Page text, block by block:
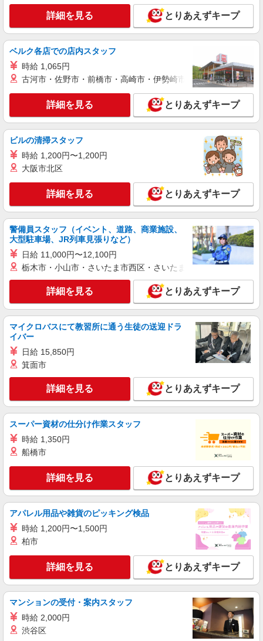
スマホ携帯販売【エーユー】
月給259200円〜300000円（経験・能力によ
る） ※研修期間6か月・時給1500円〜 ※残業代支
給 ★交通費別途支給（規定あり） ゜+゜・。
○。・゜+゜・。○。・゜+゜ 入社祝い金10万円支
給(規定有) お友達を紹介頂くと, インセンティブ支
給(規定有) ゜・。○。・゜+゜・。○。・゜+゜
詳細を見る
株式会社シエロ
【softbank】の携帯販売スタッフ
月給200000円〜270000円（経験・能力によ
る） 固定残業代:15000円〜20000円（10時間相
当） ※職務手当との名称で、時間外労働の有無に
かかわらず、固定残業代として支給（役職と給与
に応じて計算。役職についていない正社員は
20,000円を支給）。超過分の時間外労働は追加で
残業代を支給。 ※試用期間あり3ヶ月月給25万円
以上 ※残業代支給 ★交通費別途支給（規定あり）
゜+゜・。○。・゜+゜・。○。・゜+゜ 入社祝い金
ティブ支給(規定有) ゜・。○。・゜+゜・。
○。・゜+゜
鹿児島県霧島市のsoftbankショップ
キープ 詳細を見る
紹介予定派遣
株式会社シエロ
スマホ携帯販売【エーユー】
月給259200円〜300000円（経験・能力によ
る） ※研修期間6か月・時給1500円〜 ※残業代支
給 ★交通費別途支給（規定あり） ゜+゜・。
○。・゜+゜・。○。・゜+゜ 入社祝い金10万円支
給(規定有) お友達を紹介頂くと, インセンティブ支
給(規定有) ゜・。○。・゜+゜・。○。・゜+゜
鹿児島県霧島市の家電量販店
キープ 詳細を見る
紹介予定派遣
株式会社シエロ
【Y!mobile】
時給1400円〜1450円（経験・能力による） ※
残業代支給 ★交通費別途支給（規定あり） ゜
+゜・。○。・゜+゜・。○。・゜+゜ 入社祝い金10
有）★ ゜・。○。・゜+゜・。○。・゜+゜
鹿児島県霧島市の家電量販店
詳細を見る
株式会社シエロ
スマホ携帯販売【エーユー】
月給259200円〜300000円（経験・能力によ
る） ※研修期間6か月・時給1500円〜 ※残業代支
○。・゜+゜・。○。・゜+゜ 入社祝い金10万円支
給(規定有) お友達を紹介頂くと, インセンティブ支
給(規定有) ゜・。○。・゜+゜・。○。・゜+゜
キープ 詳細を見る
株式会社シエロ
スマホ携帯販売【ソフトバンク】
時給1400円〜1450円（経験・能力による） ※
詳細を見る とりあえずキープ
ベルク各店での店内スタッフ
時給 1,065円
古河市・佐野市・前橋市・高崎市・伊勢崎市・太田市・館林市
詳細を見る とりあえずキープ
ビルの清掃スタッフ
時給 1,200円〜1,200円
大阪市北区
詳細を見る とりあえずキープ
警備員スタッフ（イベント、道路、商業施設、
大型駐車場、JR列車見張りなど）
日給 11,000円〜12,100円
栃木市・小山市・さいたま市西区・さいたま市岩槻区・久喜市・
詳細を見る とりあえずキープ
マイクロバスにて教習所に通う生徒の送迎ドラ
イバー
日給 15,850円
箕面市
詳細を見る とりあえずキープ
スーパー資材の仕分け作業スタッフ
時給 1,350円
船橋市
詳細を見る とりあえずキープ
アパレル用品や雑貨のピッキング検品
時給 1,200円〜1,500円
柏市
詳細を見る とりあえずキープ
マンションの受付・案内スタッフ
時給 2,000円
渋谷区